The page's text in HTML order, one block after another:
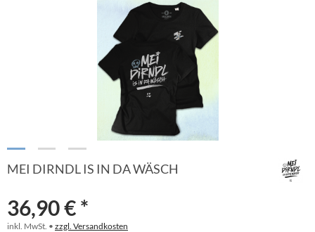
MEI DIRNDL IS IN DA WÄSCH
36,90 € *
inkl. MwSt. • zzgl. Versandkosten